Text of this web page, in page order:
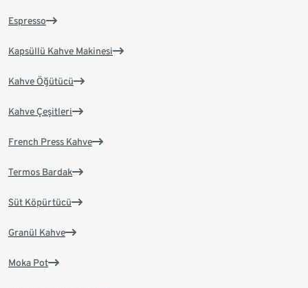
Espresso
Kapsüllü Kahve Makinesi
Kahve Öğütücü
Kahve Çeşitleri
French Press Kahve
Termos Bardak
Süt Köpürtücü
Granül Kahve
Moka Pot